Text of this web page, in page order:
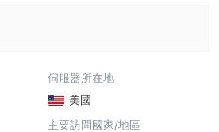
伺服器所在地
美國
主要訪問國家/地區